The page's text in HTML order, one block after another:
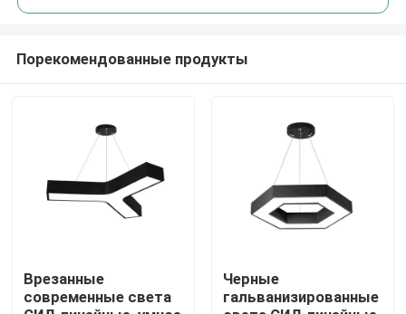
Дом
Порекомендованные продукты
Врезанные
современные света
Черные
гальванизированные